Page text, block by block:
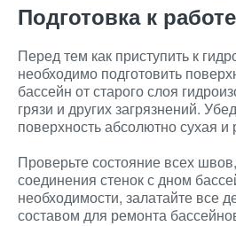
Подготовка к работе
Перед тем как приступить к
необходимо подготовить
бассейн от старого слоя
грязи и других загрязнений.
поверхность абсолютно сухая и
Проверьте состояние всех
соединения стенок с дном
необходимости, залатайте все
составом для ремонта